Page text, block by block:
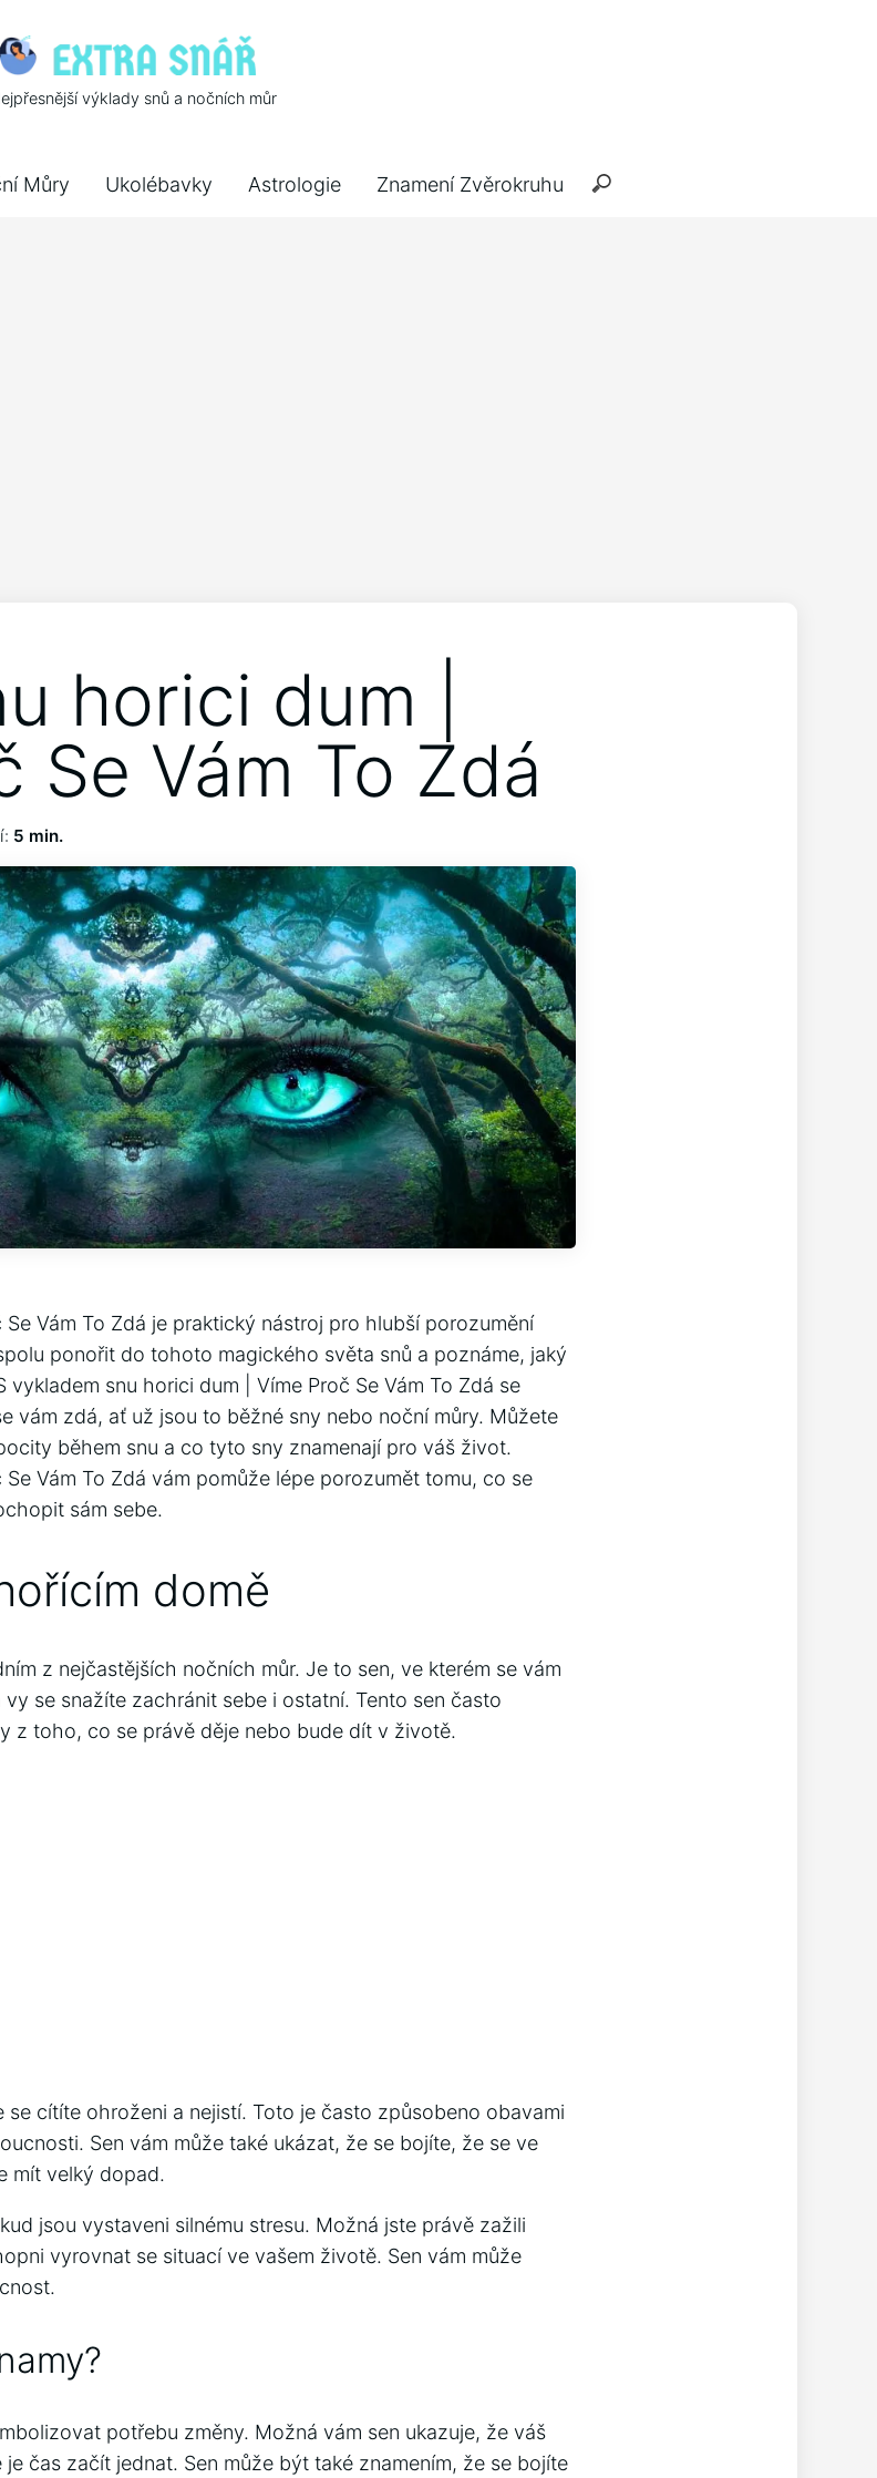
výklady snů a nočních můr
Můry Ukolébavky Astrologie Znamení Zvěrokruhu
horici dum |
Se Vám To Zdá
5 min.
Vám To Zdá je praktický nástroj pro hlubší porozumění
ponořit do tohoto magického světa snů a poznáme, jaký
snu horici dum | Víme Proč Se Vám To Zdá se
vám zdá, ať už jsou to běžné sny nebo noční můry. Můžete
během snu a co tyto sny znamenají pro váš život.
Vám To Zdá vám pomůže lépe porozumět tomu, co se
sám sebe.
domě
z nejčastějších nočních můr. Je to sen, ve kterém se vám
se snažíte zachránit sebe i ostatní. Tento sen často
z toho, co se právě děje nebo bude dít v životě.
se cítíte ohroženi a nejistí. Toto je často způsobeno obavami
Sen vám může také ukázat, že se bojíte, že se ve
mít velký dopad.
jsou vystaveni silnému stresu. Možná jste právě zažili
vyrovnat se situací ve vašem životě. Sen vám může
potřebu změny. Možná vám sen ukazuje, že váš
čas začít jednat. Sen může být také znamením, že se bojíte